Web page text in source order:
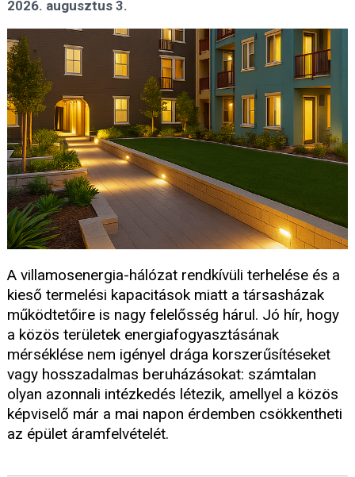
2026. augusztus 3.
A villamosenergia-hálózat rendkívüli terhelése és a
kieső termelési kapacitások miatt a társasházak
működtetőire is nagy felelősség hárul. Jó hír, hogy
a közös területek energiafogyasztásának
mérséklése nem igényel drága korszerűsítéseket
vagy hosszadalmas beruházásokat: számtalan
olyan azonnali intézkedés létezik, amellyel a közös
képviselő már a mai napon érdemben csökkentheti
az épület áramfelvételét.